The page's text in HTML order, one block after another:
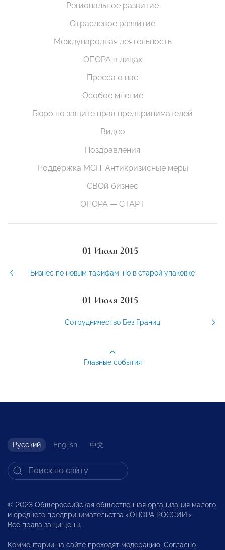
Региональное развитие
Отраслевое развитие
Международная деятельность
ОПОРА в лицах
Пресса о нас
Особое мнение
Бюро по защите прав предпринимателей
Видео
Поздравления
Поддержка МСП. Антикризисные меры
СВОй бизнес
ОПОРА — СТАРТ
01 Июля 2015
Бизнес по новым тарифам, но в старой упаковке
01 Июля 2015
Сотрудничество Без Границ
Главные события
Русский English 中文
© 2023 Общероссийская общественная организация малого
и среднего предпринимательства «ОПОРА РОССИИ».
Все права защищены.
Комментарии на сайте проходят модерацию. Согласно